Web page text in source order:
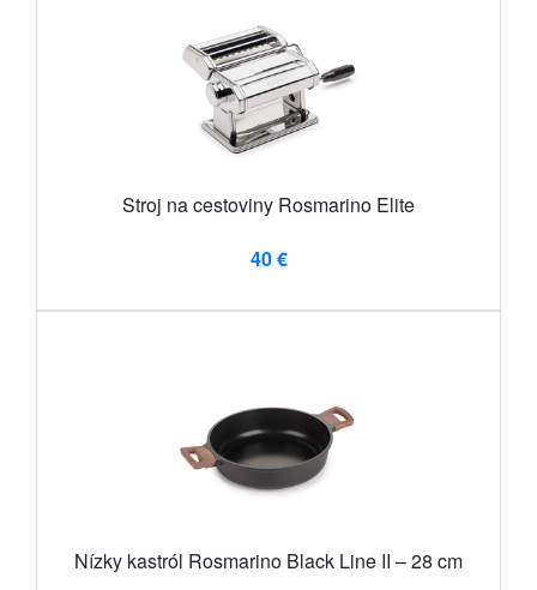
Stroj na cestoviny Rosmarino Elite
40 €
Nízky kastról Rosmarino Black Line II – 28 cm